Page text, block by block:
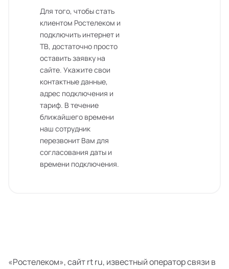
Для того, чтобы стать
клиентом Ростелеком и
подключить интернет и
ТВ, достаточно просто
оставить заявку на
сайте. Укажите свои
контактные данные,
адрес подключения и
тариф. В течение
ближайшего времени
наш сотрудник
перезвонит Вам для
согласования даты и
времени подключения.
«Ростелеком», сайт rt ru, известный оператор связи в